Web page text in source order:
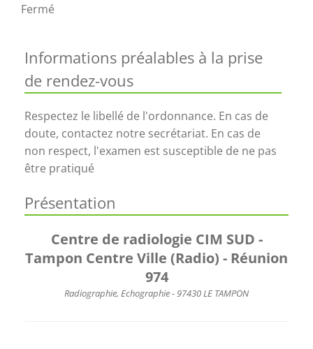
Fermé
Informations préalables à la prise
de rendez-vous
Respectez le libellé de l'ordonnance. En cas de
doute, contactez notre secrétariat. En cas de
non respect, l'examen est susceptible de ne pas
être pratiqué
Présentation
Centre de radiologie CIM SUD -
Tampon Centre Ville (Radio) - Réunion
974
Radiographie, Echographie - 97430 LE TAMPON